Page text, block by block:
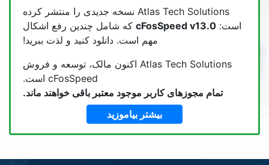
Atlas Tech Solutions نسخه جدیدی را منتشر کرده
cFosSpeedکه شامل چندین رفع اشکال
مهم است. دانلود کنید و لذت ببرید!
Atlas Tech Solutions اکنون مالک، توسعه و فروش
مجوزهای کاربر موجود معتبر باقی خواهند ماند.